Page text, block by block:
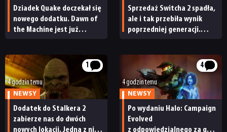
Dziadek Quake doczekał się
nowego dodatku. Dawn of
the Machine jest już
Sprzedaż Switcha 2 spadła,
ale i tak przebiła wynik
poprzedniej generacji.
1
4 godzin temu
NEWSY
Dodatek do Stalkera 2
zabierze nas do dwóch
nowych lokacji. Jedną z nich
4
4 godzin temu
NEWSY
Po wydaniu Halo: Campaign
Evolved
z odpowiedzialnego za grę